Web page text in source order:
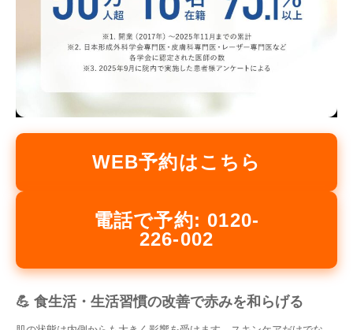
WEB予約はこちら
電話で予約: 0120-
226-002
💪 食生活・生活習慣の改善で赤みを和らげる